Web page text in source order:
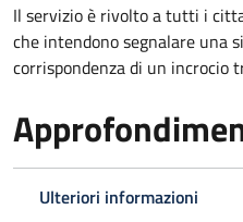
Il servizio è rivolto a tutti i
che intendono segnalare una
corrispondenza di un incrocio
Ulteriori informazioni